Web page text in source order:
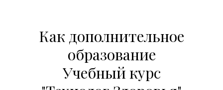
Как дополнительное
образование
Учебный курс